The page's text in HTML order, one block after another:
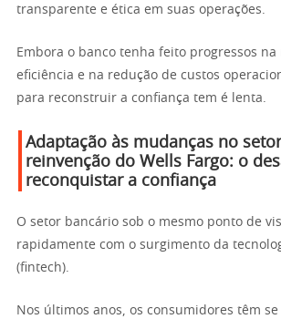
transparente e ética em suas operações.
Embora o banco tenha feito progressos
eficiência e na redução de custos
para reconstruir a confiança tem é lenta.
Adaptação às mudanças no
reinvenção do Wells Fargo: o
reconquistar a confiança
O setor bancário sob o mesmo ponto de
rapidamente com o surgimento da
(fintech).
Nos últimos anos, os consumidores têm